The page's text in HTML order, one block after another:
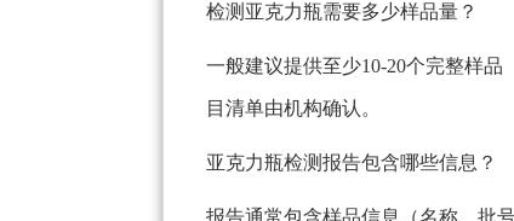
检测亚克力瓶需要多少样品量？
一般建议提供至少10-20个完整样
目清单由机构确认。
亚克力瓶检测报告包含哪些信息？